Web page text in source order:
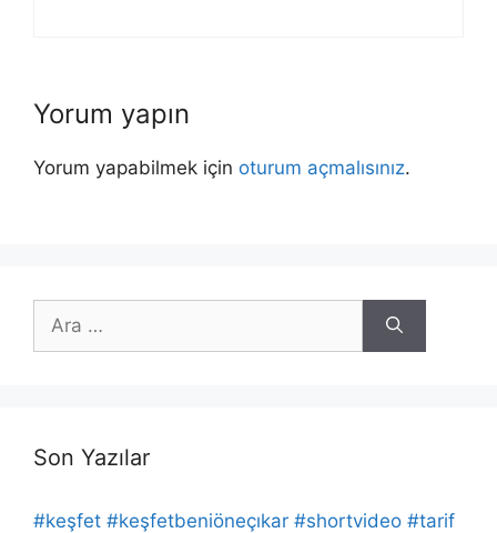
Yorum yapın
Yorum yapabilmek için oturum açmalısınız.
ara
Son Yazılar
#keşfet #keşfetbeniöneçıkar #shortvideo #tarif